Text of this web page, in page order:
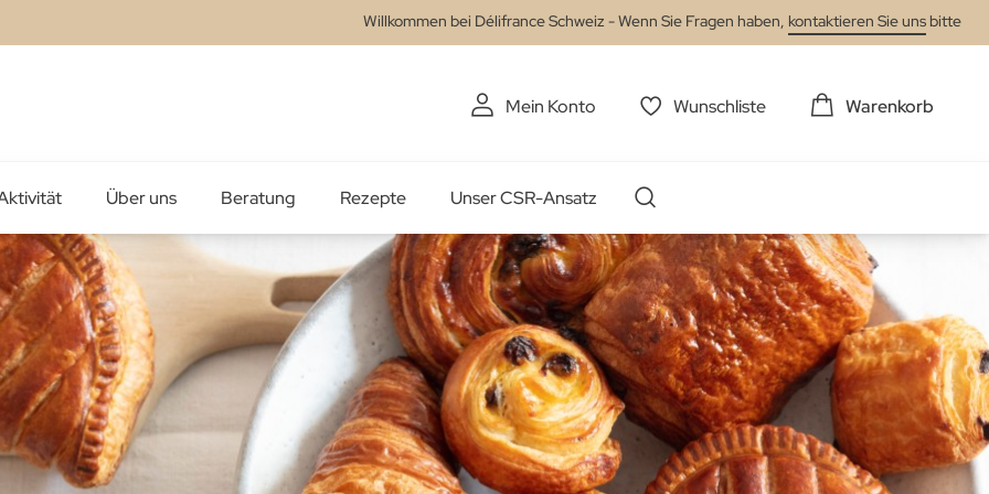
Willkommen bei Délifrance Schweiz - Wenn Sie Fragen haben, kontaktieren Sie uns bitte
Warenkorb
Mein Konto Wunschliste
Über uns Beratung Rezepte Unser CSR-Ansatz